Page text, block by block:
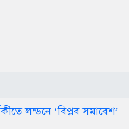
লন্ডনে ‘বিপ্লব সমাবেশ’